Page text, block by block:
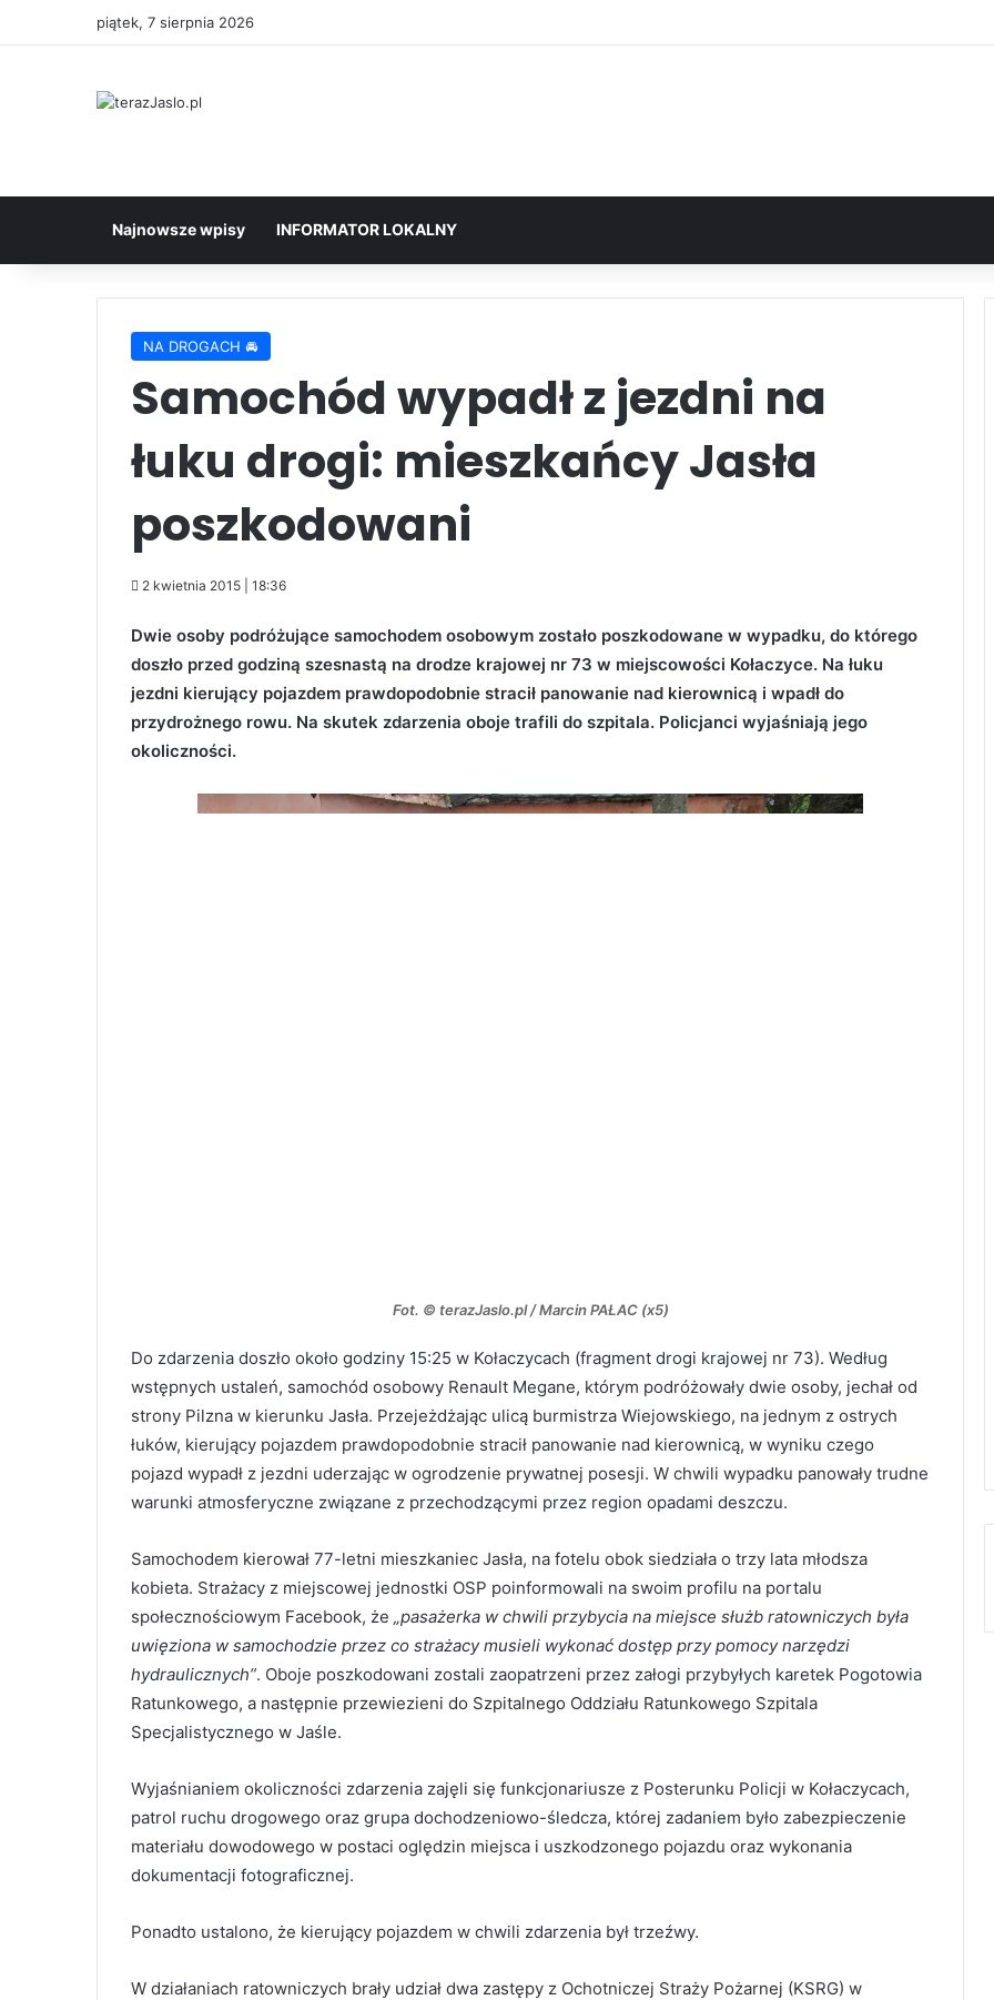
piątek, 7 sierpnia 2026
Najnowsze wpisy INFORMATOR LOKALNY
NA DROGACH 🚘
Samochód wypadł z jezdni na
łuku drogi: mieszkańcy Jasła
poszkodowani
2 kwietnia 2015 | 18:36
Dwie osoby podróżujące samochodem osobowym zostało poszkodowane w wypadku, do którego
doszło przed godziną szesnastą na drodze krajowej nr 73 w miejscowości Kołaczyce. Na łuku
jezdni kierujący pojazdem prawdopodobnie stracił panowanie nad kierownicą i wpadł do
przydrożnego rowu. Na skutek zdarzenia oboje trafili do szpitala. Policjanci wyjaśniają jego
okoliczności.
Fot. © terazJaslo.pl / Marcin PAŁAC (x5)
Do zdarzenia doszło około godziny 15:25 w Kołaczycach (fragment drogi krajowej nr 73). Według
wstępnych ustaleń, samochód osobowy Renault Megane, którym podróżowały dwie osoby, jechał od
strony Pilzna w kierunku Jasła. Przejeżdżając ulicą burmistrza Wiejowskiego, na jednym z ostrych
łuków, kierujący pojazdem prawdopodobnie stracił panowanie nad kierownicą, w wyniku czego
pojazd wypadł z jezdni uderzając w ogrodzenie prywatnej posesji. W chwili wypadku panowały trudne
warunki atmosferyczne związane z przechodzącymi przez region opadami deszczu.
Samochodem kierował 77-letni mieszkaniec Jasła, na fotelu obok siedziała o trzy lata młodsza
kobieta. Strażacy z miejscowej jednostki OSP poinformowali na swoim profilu na portalu
społecznościowym Facebook, że „pasażerka w chwili przybycia na miejsce służb ratowniczych była
uwięziona w samochodzie przez co strażacy musieli wykonać dostęp przy pomocy narzędzi
hydraulicznych”. Oboje poszkodowani zostali zaopatrzeni przez załogi przybyłych karetek Pogotowia
Ratunkowego, a następnie przewiezieni do Szpitalnego Oddziału Ratunkowego Szpitala
Specjalistycznego w Jaśle.
Wyjaśnianiem okoliczności zdarzenia zajęli się funkcjonariusze z Posterunku Policji w Kołaczycach,
patrol ruchu drogowego oraz grupa dochodzeniowo-śledcza, której zadaniem było zabezpieczenie
materiału dowodowego w postaci oględzin miejsca i uszkodzonego pojazdu oraz wykonania
dokumentacji fotograficznej.
Ponadto ustalono, że kierujący pojazdem w chwili zdarzenia był trzeźwy.
W działaniach ratowniczych brały udział dwa zastępy z Ochotniczej Straży Pożarnej (KSRG) w